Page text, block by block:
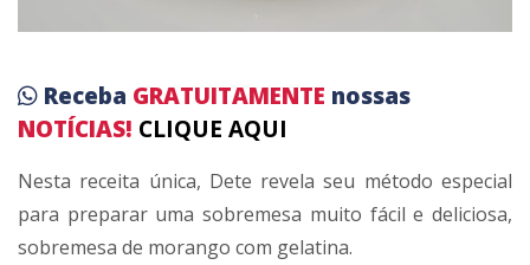
Receba GRATUITAMENTE nossas
NOTÍCIAS! CLIQUE AQUI
Nesta receita única, Dete revela seu método especial
para preparar uma sobremesa muito fácil e deliciosa,
sobremesa de morango com gelatina.